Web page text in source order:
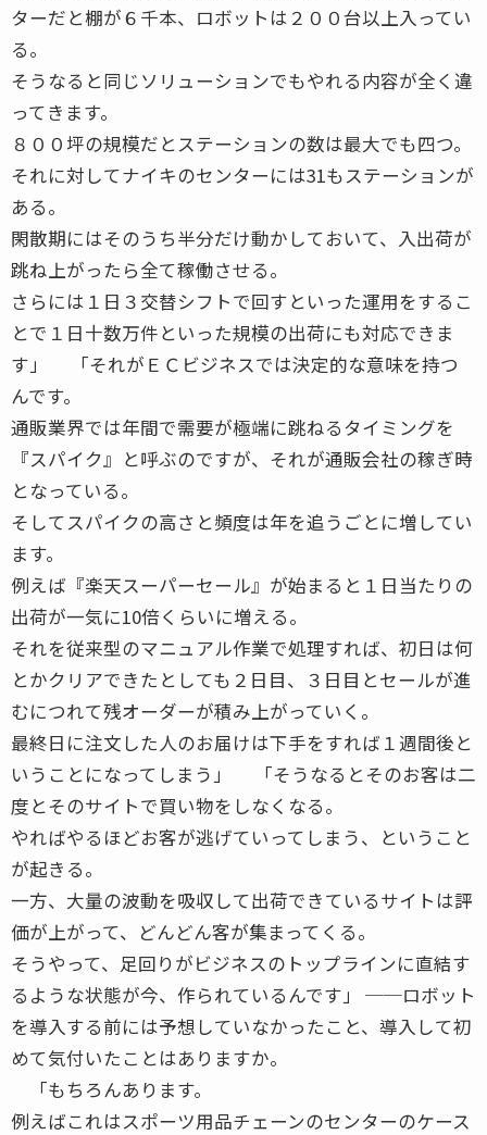
ターだと棚が６千本、ロボットは２００台以上入ってい
る。
そうなると同じソリューションでもやれる内容が全く違
ってきます。
８００坪の規模だとステーションの数は最大でも四つ。
それに対してナイキのセンターには31もステーションが
ある。
閑散期にはそのうち半分だけ動かしておいて、入出荷が
跳ね上がったら全て稼働させる。
さらには１日３交替シフトで回すといった運用をするこ
とで１日十数万件といった規模の出荷にも対応できま
す」 「それがＥＣビジネスでは決定的な意味を持つ
んです。
通販業界では年間で需要が極端に跳ねるタイミングを
『スパイク』と呼ぶのですが、それが通販会社の稼ぎ時
となっている。
そしてスパイクの高さと頻度は年を追うごとに増してい
ます。
例えば『楽天スーパーセール』が始まると１日当たりの
出荷が一気に10倍くらいに増える。
それを従来型のマニュアル作業で処理すれば、初日は何
とかクリアできたとしても２日目、３日目とセールが進
むにつれて残オーダーが積み上がっていく。
最終日に注文した人のお届けは下手をすれば１週間後と
いうことになってしまう」 「そうなるとそのお客は二
度とそのサイトで買い物をしなくなる。
やればやるほどお客が逃げていってしまう、ということ
が起きる。
一方、大量の波動を吸収して出荷できているサイトは評
価が上がって、どんどん客が集まってくる。
そうやって、足回りがビジネスのトップラインに直結す
るような状態が今、作られているんです」 ──ロボット
を導入する前には予想していなかったこと、導入して初
めて気付いたことはありますか。
「もちろんあります。
例えばこれはスポーツ用品チェーンのセンターのケース